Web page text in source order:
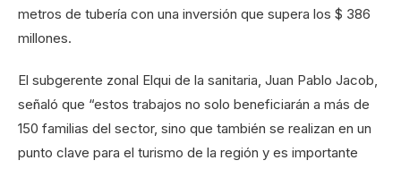
metros de tubería con una inversión que supera los $ 386
millones.
El subgerente zonal Elqui de la sanitaria, Juan Pablo Jacob,
señaló que “estos trabajos no solo beneficiarán a más de
150 familias del sector, sino que también se realizan en un
punto clave para el turismo de la región y es importante